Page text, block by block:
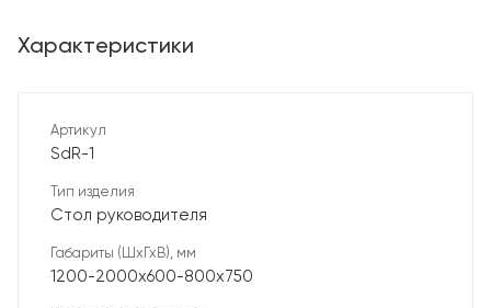
Характеристики
Артикул
SdR-1
Тип изделия
Стол руководителя
Габариты (ШхГхВ), мм
1200-2000х600-800х750